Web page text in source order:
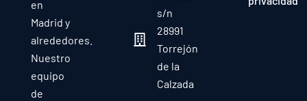
en
Madrid y
alrededores.
Nuestro
equipo
de
s/n
28991
Torrejón
de la
Calzada